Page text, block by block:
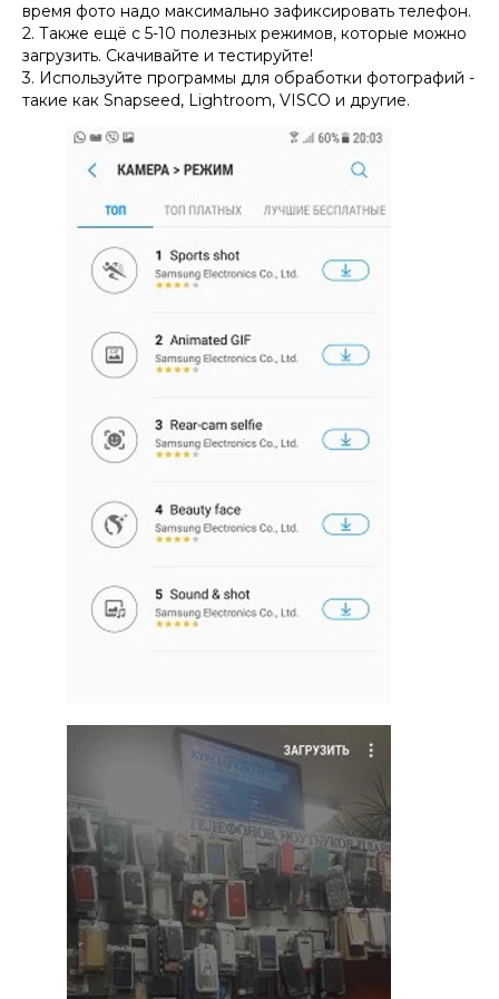
время фото надо максимально зафиксировать телефон.
2. Также ещё с 5-10 полезных режимов, которые можно
загрузить. Скачивайте и тестируйте!
3. Используйте программы для обработки фотографий -
такие как Snapseed, Lightroom, VISCO и другие.